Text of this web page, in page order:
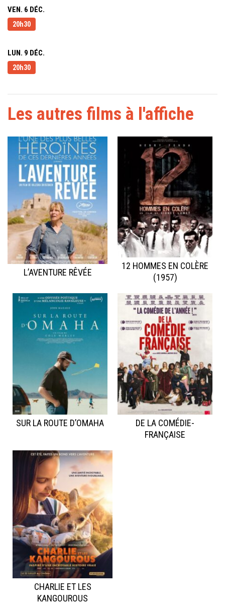
VEN. 6 DÉC.
20h30
LUN. 9 DÉC.
20h30
Les autres films à l'affiche
L’AVENTURE RÊVÉE
12 HOMMES EN COLÈRE
(1957)
SUR LA ROUTE D’OMAHA
DE LA COMÉDIE-
FRANÇAISE
CHARLIE ET LES
KANGOUROUS